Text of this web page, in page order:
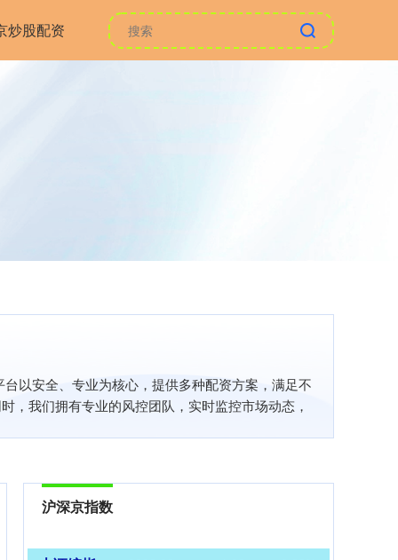
炒股配资
以安全、专业为核心，提供多种配资方案，满足不
，我们拥有专业的风控团队，实时监控市场动态，
沪深京指数